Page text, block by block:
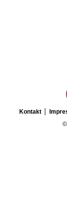
Kontakt
©